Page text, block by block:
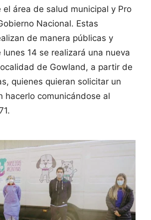
el área de salud municipal y Pro
Nacional. Estas
de manera públicas y
lunes 14 se realizará una nueva
de Gowland, a partir de
quienes quieran solicitar un
hacerlo comunicándose al